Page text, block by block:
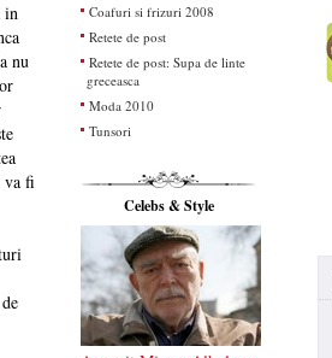
in
nu
va fi
Coafuri si frizuri 2008
Retete de post
Retete de post: Supa de linte
greceasca
Moda 2010
Tunsori
Celebs & Style